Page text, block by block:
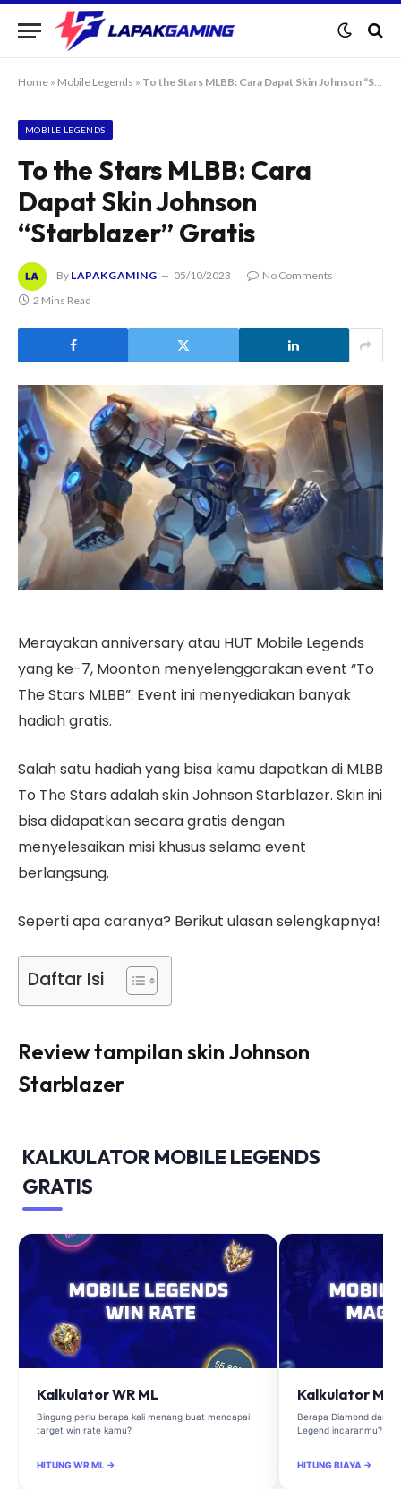
Home » Mobile Legends » To the Stars MLBB: Cara Dapat Skin Johnson “Starblazer” Gratis
MOBILE LEGENDS
To the Stars MLBB: Cara
Dapat Skin Johnson
“Starblazer” Gratis
By LAPAKGAMING 05/10/2023
No Comments
2 Mins Read
Merayakan anniversary atau HUT Mobile Legends
yang ke-7, Moonton menyelenggarakan event “To
The Stars MLBB”. Event ini menyediakan banyak
hadiah gratis.
Salah satu hadiah yang bisa kamu dapatkan di MLBB
To The Stars adalah skin Johnson Starblazer. Skin ini
bisa didapatkan secara gratis dengan
menyelesaikan misi khusus selama event
berlangsung.
Seperti apa caranya? Berikut ulasan selengkapnya!
Daftar Isi
Review tampilan skin Johnson
Starblazer
KALKULATOR MOBILE LEGENDS
GRATIS
Kalkulator WR ML
Bingung perlu berapa kali menang buat mencapai
target win rate kamu?
HITUNG WR ML →
Kalkulator
Berapa Diamond dan
Legend incaranmu?
HITUNG BIAYA →